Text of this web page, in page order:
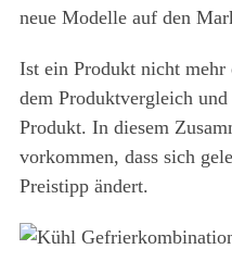
neue Modelle auf den
Ist ein Produkt nicht mehr
dem Produktvergleich und
Produkt. In diesem
vorkommen, dass sich
Preistipp ändert.